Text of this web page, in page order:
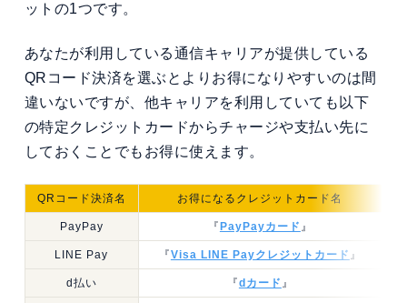
ットの1つです。
あなたが利用している通信キャリアが提供している
QRコード決済を選ぶとよりお得になりやすいのは間
違いないですが、他キャリアを利用していても以下
の特定クレジットカードからチャージや支払い先に
しておくことでもお得に使えます。
QRコード決済名 お得になるクレジットカード名
PayPay 『PayPayカード 』
LINE Pay 『Visa LINE Payクレジットカード 』
d払い 『dカード 』